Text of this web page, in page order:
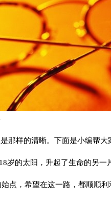
那样的清晰。下面是小编帮大
岁的太阳，升起了生命的另一
点，希望在这一路，都顺顺利